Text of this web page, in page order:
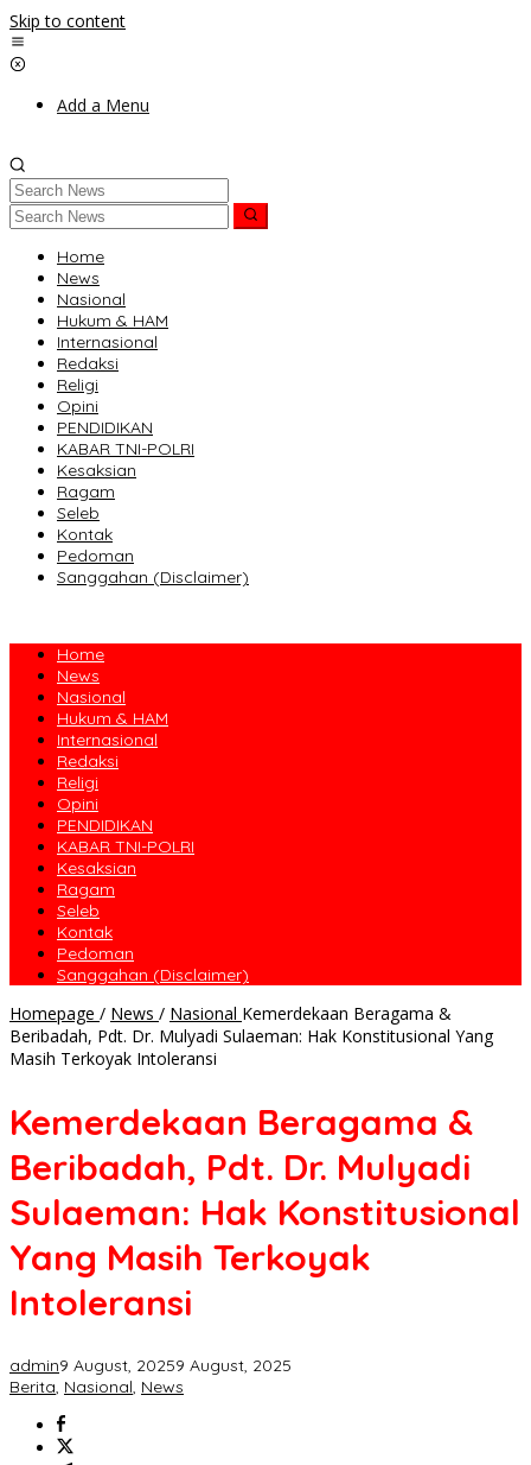
Skip to content
Add a Menu
Home
News
Nasional
Hukum & HAM
Internasional
Redaksi
Religi
Opini
PENDIDIKAN
KABAR TNI-POLRI
Kesaksian
Ragam
Seleb
Kontak
Pedoman
Sanggahan (Disclaimer)
Home
News
Nasional
Hukum & HAM
Internasional
Redaksi
Religi
Opini
PENDIDIKAN
KABAR TNI-POLRI
Kesaksian
Ragam
Seleb
Kontak
Pedoman
Sanggahan (Disclaimer)
Homepage / News / Nasional Kemerdekaan Beragama &
Beribadah, Pdt. Dr. Mulyadi Sulaeman: Hak Konstitusional Yang
Masih Terkoyak Intoleransi
Kemerdekaan Beragama &
Beribadah, Pdt. Dr. Mulyadi
Sulaeman: Hak Konstitusional
Yang Masih Terkoyak
Intoleransi
admin9 August, 20259 August, 2025
Berita, Nasional, News